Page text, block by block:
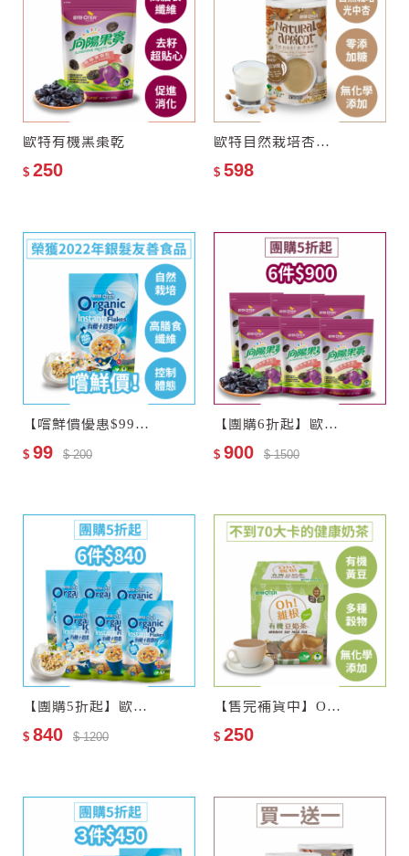
保留完整油脂營養
多穀物配方，口感香醇濃
★無添加糊精、食用膠，呈
歐特有機黑棗乾
$ 250
歐特自然栽培杏仁飲–零添加糖
$ 598
【嚐鮮價優惠$99】歐特有機十榖麥片(會員限購乙次)
$ 99 $ 200
【團購6折起】歐特有機黑棗乾6包
$ 900 $ 1500
【團購5折起】歐特有機十穀麥片6包
$ 840 $ 1200
【售完補貨中】Oh!維根–歐特有機豆奶茶
$ 250